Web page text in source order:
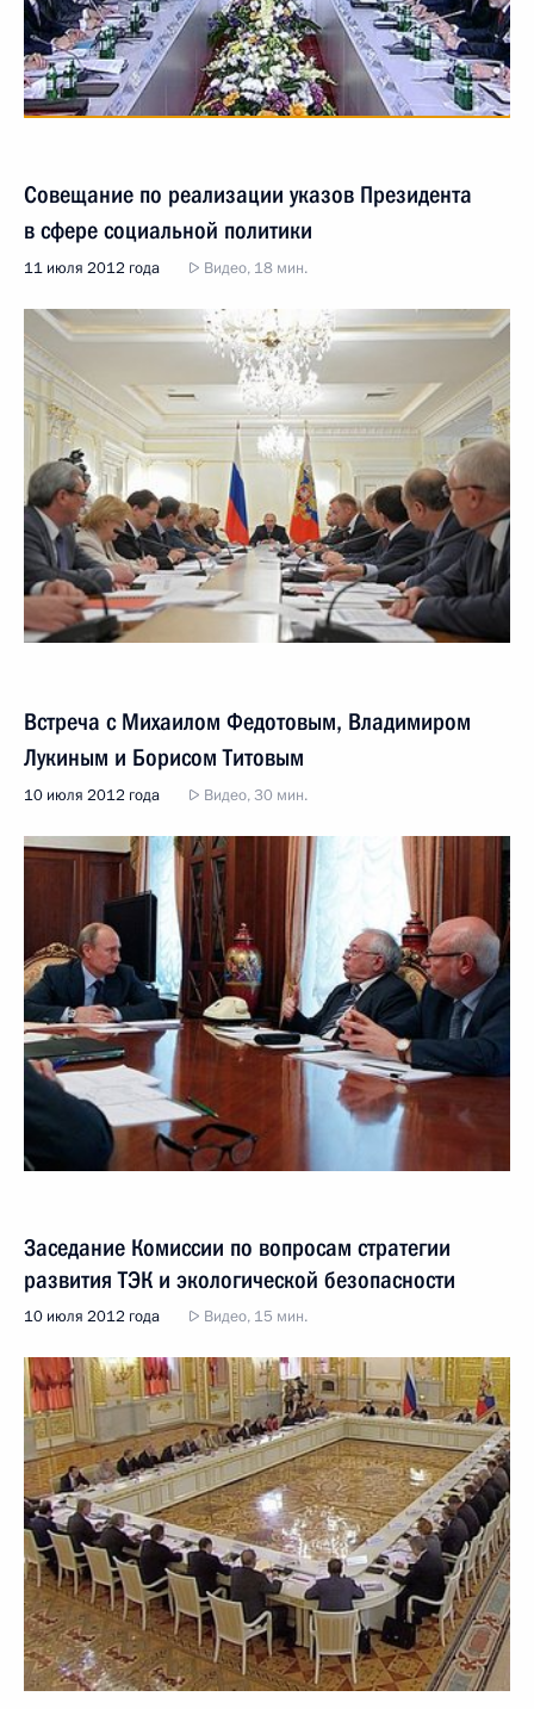
Совещание по реализации указов Президента
в сфере социальной политики
11 июля 2012 года Видео, 18 мин.
Встреча с Михаилом Федотовым, Владимиром
Лукиным и Борисом Титовым
10 июля 2012 года Видео, 30 мин.
Заседание Комиссии по вопросам стратегии
развития ТЭК и экологической безопасности
10 июля 2012 года Видео, 15 мин.